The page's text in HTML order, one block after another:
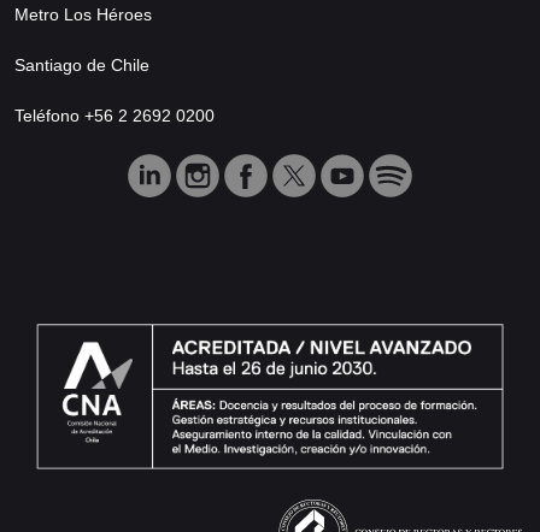
Metro Los Héroes
Santiago de Chile
Teléfono +56 2 2692 0200